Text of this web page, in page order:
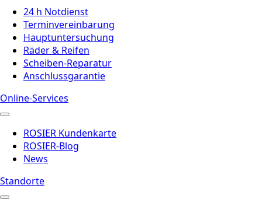
24 h Notdienst
Terminvereinbarung
Hauptuntersuchung
Räder & Reifen
Scheiben-Reparatur
Anschlussgarantie
Online-Services
ROSIER Kundenkarte
ROSIER-Blog
News
Standorte